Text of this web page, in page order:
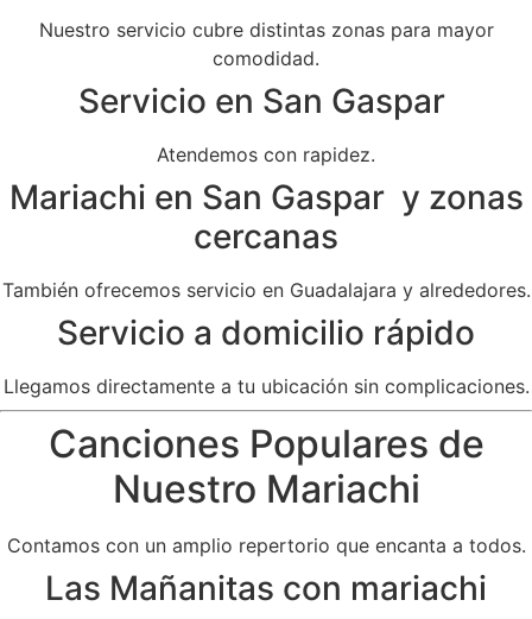
Nuestro servicio cubre distintas zonas para mayor
comodidad.
Servicio en San Gaspar
Atendemos con rapidez.
Mariachi en San Gaspar y zonas
cercanas
También ofrecemos servicio en Guadalajara y alrededores.
Servicio a domicilio rápido
Llegamos directamente a tu ubicación sin complicaciones.
Canciones Populares de
Nuestro Mariachi
Contamos con un amplio repertorio que encanta a todos.
Las Mañanitas con mariachi